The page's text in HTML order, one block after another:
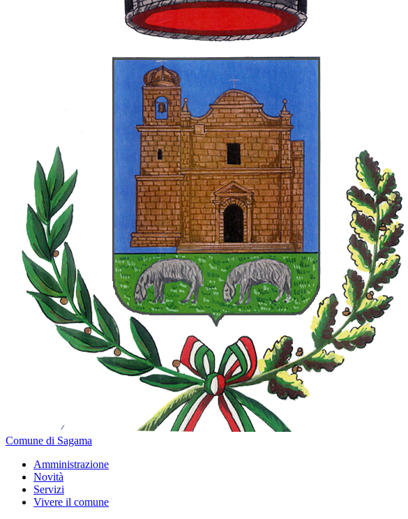
Comune di Sagama
Amministrazione
Novità
Servizi
Vivere il comune